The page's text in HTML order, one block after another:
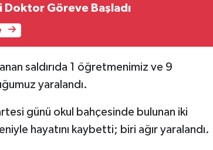
Doktor Göreve Başladı
saldırıda 1 öğretmenimiz ve 9
yaralandı.
günü okul bahçesinde bulunan iki
hayatını kaybetti; biri ağır yaralandı.